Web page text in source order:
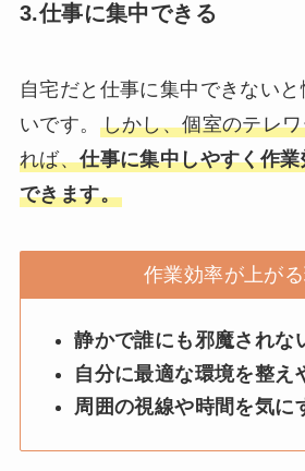
3.仕事に集中できる
自宅だと仕事に集中できない
いです。 しかし、個室のテレ
れば、仕事に集中しやすく作
できます。
作業効率が上が
静かで誰にも邪魔されな
自分に最適な環境を整え
周囲の視線や時間を気に